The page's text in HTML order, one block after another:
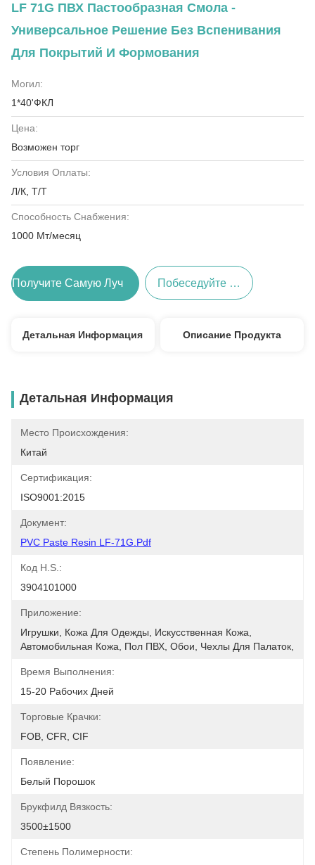
LF 71G ПВХ Пастообразная Смола -
Универсальное Решение Без Вспенивания
Для Покрытий И Формования
Могил:
1*40'ФКЛ
Цена:
Возможен торг
Условия Оплаты:
Л/К, Т/Т
Способность Снабжения:
1000 Мт/месяц
Побеседуйте Теперь
Детальная Информация Описание Продукта
Детальная Информация
Место Происхождения:
Китай
Сертификация:
ISO9001:2015
Документ:
PVC Paste Resin LF-71G.pdf
Код H.S.:
3904101000
Приложение:
Игрушки, Кожа Для Одежды, Искусственная Кожа,
Время Выполнения:
15-20 Рабочих Дней
Торговые Крачки:
FOB, CFR, CIF
Появление:
Белый Порошок
Брукфилд Вязкость:
3500±1500
Степень Полимерности: